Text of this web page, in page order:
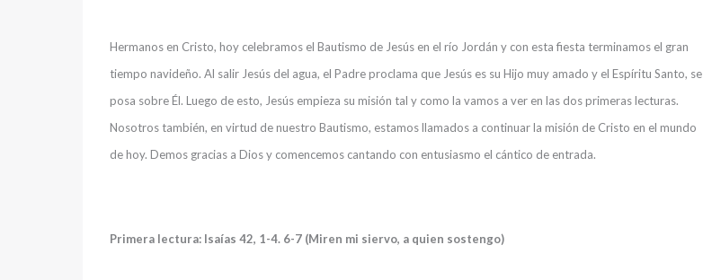
Hermanos en Cristo, hoy celebramos el Bautismo de Jesús en el río Jordán y con esta fiesta terminamos el gran
tiempo navideño. Al salir Jesús del agua, el Padre proclama que Jesús es su Hijo muy amado y el Espíritu Santo, se
posa sobre Él. Luego de esto, Jesús empieza su misión tal y como la vamos a ver en las dos primeras lecturas.
Nosotros también, en virtud de nuestro Bautismo, estamos llamados a continuar la misión de Cristo en el mundo
de hoy. Demos gracias a Dios y comencemos cantando con entusiasmo el cántico de entrada.
Primera lectura: Isaías 42, 1-4. 6-7 (Miren mi siervo, a quien sostengo)